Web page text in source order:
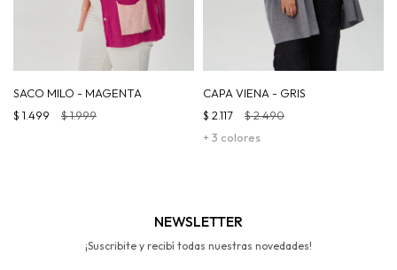
SACO MILO - MAGENTA
$ 1.499 $1.999
CAPA VIENA - GRIS
+ 3 colores
$ 2.117 $2.490
NEWSLETTER
¡Suscribite y recibí todas nuestras novedades!